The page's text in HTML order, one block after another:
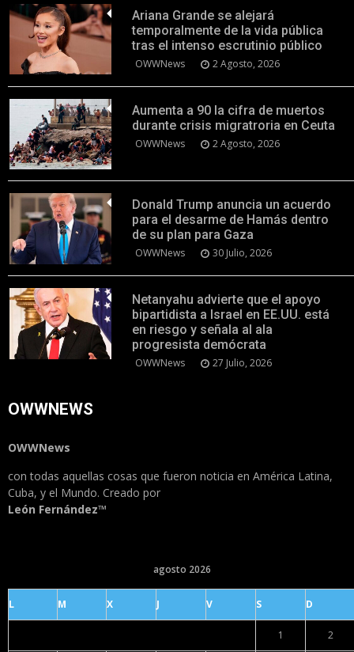
Ariana Grande se alejará
temporalmente de la vida pública
tras el intenso escrutinio público
OWWNews 2 Agosto, 2026
Aumenta a 90 la cifra de muertos
durante crisis migratroria en Ceuta
OWWNews 2 Agosto, 2026
Donald Trump anuncia un acuerdo
para el desarme de Hamás dentro
de su plan para Gaza
OWWNews 30 Julio, 2026
Netanyahu advierte que el apoyo
bipartidista a Israel en EE.UU. está
en riesgo y señala al ala
progresista demócrata
OWWNews 27 Julio, 2026
OWWNEWS
OWWNews
con todas aquellas cosas que fueron noticia en América Latina,
Cuba, y el Mundo. Creado por
León Fernández™
agosto 2026
L M X J V S D
1 2